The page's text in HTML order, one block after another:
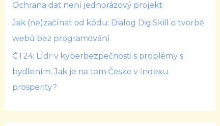
Ochrana dat není jednorázový projekt
Jak (ne)začínat od kódu: Dialog DigiSkill o tvorbě
webů bez programování
ČT24: Lídr v kyberbezpečnosti s problémy s
bydlením. Jak je na tom Česko v Indexu
prosperity?